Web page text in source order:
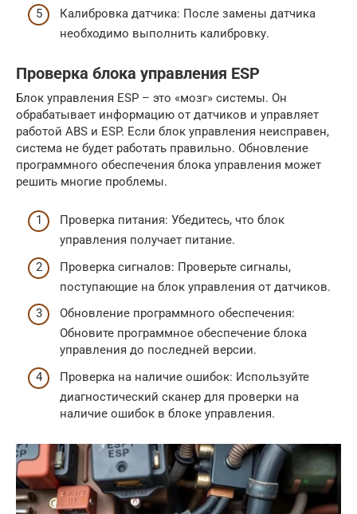
Калибровка датчика: После замены датчика
необходимо выполнить калибровку.
Проверка блока управления ESP
Блок управления ESP – это «мозг» системы. Он
обрабатывает информацию от датчиков и управляет
работой ABS и ESP. Если блок управления неисправен,
система не будет работать правильно. Обновление
программного обеспечения блока управления может
решить многие проблемы.
Проверка питания: Убедитесь, что блок
управления получает питание.
Проверка сигналов: Проверьте сигналы,
поступающие на блок управления от датчиков.
Обновление программного обеспечения:
Обновите программное обеспечение блока
управления до последней версии.
Проверка на наличие ошибок: Используйте
диагностический сканер для проверки на
наличие ошибок в блоке управления.